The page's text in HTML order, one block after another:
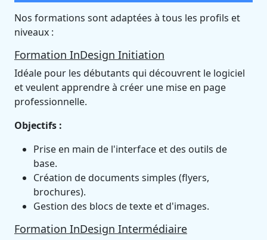
Nos formations sont adaptées à tous les profils et
niveaux :
Formation InDesign Initiation
Idéale pour les débutants qui découvrent le logiciel
et veulent apprendre à créer une mise en page
professionnelle.
Objectifs :
Prise en main de l'interface et des outils de
base.
Création de documents simples (flyers,
brochures).
Gestion des blocs de texte et d'images.
Formation InDesign Intermédiaire